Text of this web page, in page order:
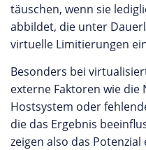
täuschen, wenn sie
abbildet, die unter
virtuelle Limitierungen
Besonders bei
externe Faktoren wie die
Hostsystem oder
die das Ergebnis
zeigen also das